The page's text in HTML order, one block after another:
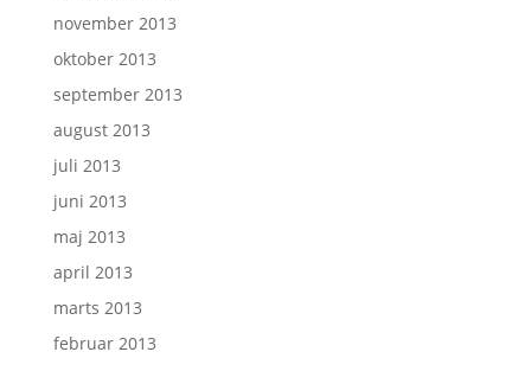
november 2013
oktober 2013
september 2013
august 2013
juli 2013
juni 2013
maj 2013
april 2013
marts 2013
februar 2013